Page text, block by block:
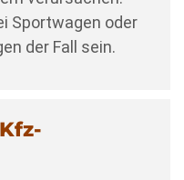
Sportwagen oder
der Fall sein.